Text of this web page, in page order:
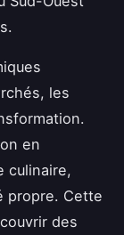
les
en
culinaire,
propre. Cette
des